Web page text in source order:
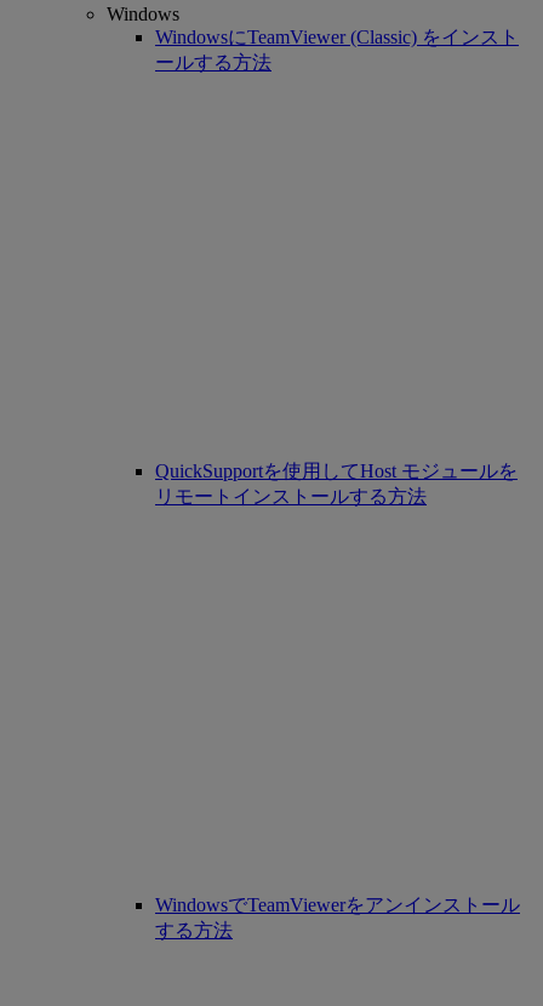
Windows
WindowsにTeamViewer (Classic) をインスト
ールする方法
QuickSupportを使用してHost モジュールを
リモートインストールする方法
WindowsでTeamViewerをアンインストール
する方法